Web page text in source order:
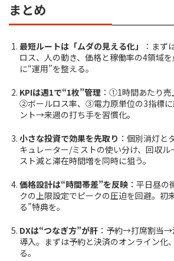
まとめ
最短ルートは「ムダの見える化」
：まず
ロス、人の動き、価格と稼働率の4領域
に“運用”を整える。
KPIは週1で“1枚”管理 ：①1時間あたり売
②ボールロス率、③電力原単位の3指標
ント→来週の打ち手を習慣化。
小さな投資で効果を先取り ：個別消灯と
キュレーター/ミストの使い分け、回収ル
スト減と滞在時間増を同時に狙う。
価格設計は“時間帯差”を反映 ：平日昼
クの上限設定でピークの圧迫を回避。初
る”特典を。
DXは“つなぎ方”が肝 ：予約→打席割当
導入。まずは予約と決済のオンライン化
る。